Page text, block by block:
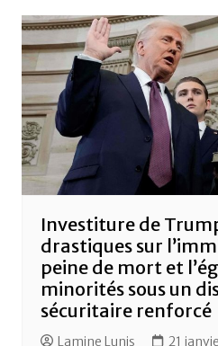
Investiture de
drastiques sur
peine de mort et
minorités sous un
sécuritaire renforcé
Lamine Lunis 21